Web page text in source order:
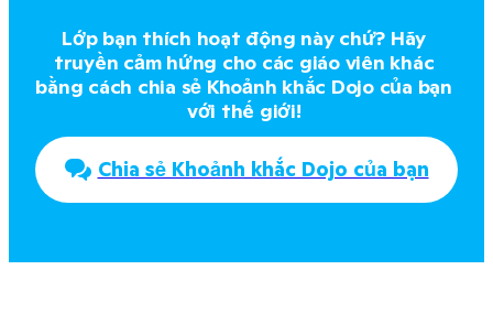
Lớp bạn thích hoạt động này chứ? Hãy
truyền cảm hứng cho các giáo viên khác
bằng cách chia sẻ Khoảnh khắc Dojo của bạn
với thế giới!
Chia sẻ Khoảnh khắc Dojo của bạn